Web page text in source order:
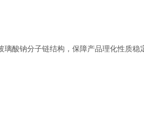
酸钠分子链结构，保障产品理化性质稳